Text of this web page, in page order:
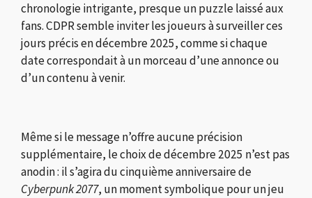
chronologie intrigante, presque un puzzle laissé aux
fans. CDPR semble inviter les joueurs à surveiller ces
jours précis en décembre 2025, comme si chaque
date correspondait à un morceau d’une annonce ou
d’un contenu à venir.
Même si le message n’offre aucune précision
supplémentaire, le choix de décembre 2025 n’est pas
anodin : il s’agira du cinquième anniversaire de
Cyberpunk 2077, un moment symbolique pour un jeu